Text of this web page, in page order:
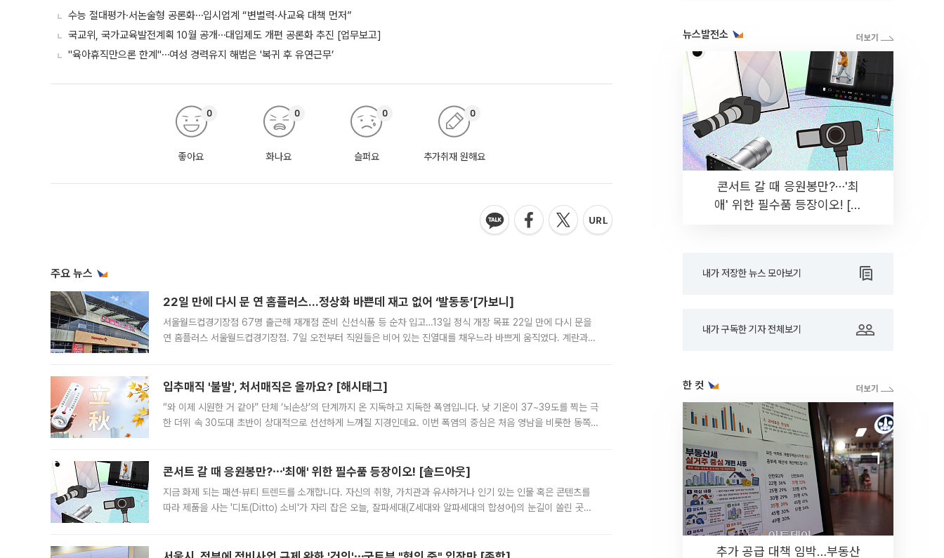
수능 절대평가·서논술형 공론화⋯입시업계 “변별력·사교육 대책 먼저”
국교위, 국가교육발전계획 10월 공개⋯대입제도 개편 공론화 추진 [업무보고]
"육아휴직만으론 한계"⋯여성 경력유지 해법은 '복귀 후 유연근무’
좋아요
0
화나요
0
슬퍼요
0
추가취재 원해요
0
주요 뉴스
22일 만에 다시 문 연 홈플러스…정상화 바쁜데 재고 없어 ‘발동동’[가보니]
서울월드컵경기장점 67명 출근해 재개점 준비 신선식품 등 순차 입고…13일 정식 개장 목표 22일 만에 다시 문을
연 홈플러스 서울월드컵경기장점. 7일 오전부터 직원들은 비어 있는 진열대를 채우느라 바쁘게 움직였다. 계란과
입추매직 '불발', 처서매직은 올까요? [해시태그]
“와 이제 시원한 거 같아” 단체 ‘뇌손상’의 단계까지 온 지독하고 지독한 폭염입니다. 낮 기온이 37~39도를 찍는 극
한 더위 속 30도대 초반이 상대적으로 선선하게 느껴질 지경인데요. 이번 폭염의 중심은 처음 영남을 비롯한 동쪽
콘서트 갈 때 응원봉만?⋯'최애' 위한 필수품 등장이오! [솔드아웃]
지금 화제 되는 패션·뷰티 트렌드를 소개합니다. 자신의 취향, 가치관과 유사하거나 인기 있는 인물 혹은 콘텐츠를
따라 제품을 사는 '디토(Ditto) 소비'가 자리 잡은 오늘, 잘파세대(Z세대와 알파세대의 합성어)의 눈길이 쏠린 곳은
뉴스발전소
콘서트 갈 때 응원봉만?⋯'최
애' 위한 필수품 등장이오! [솔
내가 저장한 뉴스 모아보기
내가 구독한 기자 전체보기
한 컷
추가 공급 대책 임박…부동산